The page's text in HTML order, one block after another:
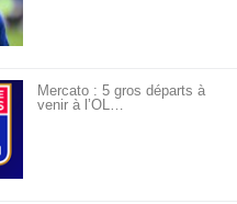
Mercato : 5 gros départs à
venir à l’OL…